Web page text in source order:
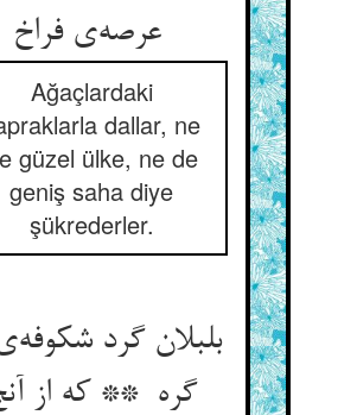
عرصه‌ی فراخ
Ağaçlardaki
dallar, ne
güzel ülke, ne de
geniş saha diye
şükrederler.
بلبلان گرد
گره ** که از